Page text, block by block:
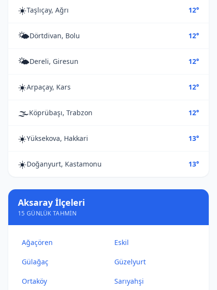
☀️Taşlıçay, Ağrı 12°
🌤️Dörtdivan, Bolu 12°
🌤️Dereli, Giresun 12°
☀️Arpaçay, Kars 12°
🌫️Köprübaşı, Trabzon 12°
☀️Yüksekova, Hakkari 13°
☀️Doğanyurt, Kastamonu 13°
Aksaray İlçeleri
15 GÜNLÜK TAHMIN
Ağaçören Eskil
Gülağaç Güzelyurt
Ortaköy Sarıyahşi